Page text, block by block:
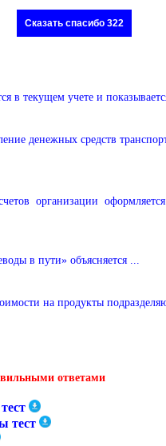
Сказать спасибо 322
в текущем учете и
денежных средств
организации
в пути» объясняется ...
на продукты
ответами
тест